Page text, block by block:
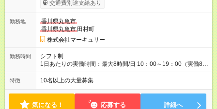
※能力やスキルを考慮の上、当社規程により決定します。 ーー
に1回の「年次昇給」があり、仕事での成果にあわせて昇給しま
す。特に頑張っている人は、上長の裁量でさらにプラスの昇給
となることも。努力や成長が収入につながる環境です。 【試用
期間】試用期間あり 試用期間の長さ：3ヶ月 雇用形態、給与は
本採用時と同じです。
交通費別途支給あり
勤務地
香川県丸亀市
香川県丸亀市 田村町
株式会社マーキュリー
勤務時間
シフト制
1日あたりの実働時間：最大8時間/日 10：00～19：00（実働8時
間） ※勤務地により異なります。
特徴 10名以上の大量募集
気になる！ 応募する 詳細へ